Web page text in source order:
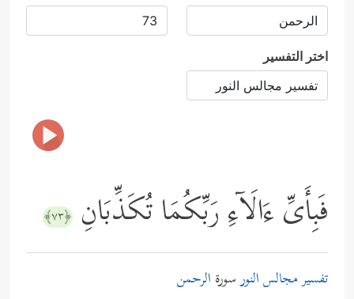
اختر التفسير
فَبِأَیِّ ءَالَاۤءِ رَبِّكُمَا تُكَذِّبَانِ ﴿٧٣﴾
تفسير مجالس النورسورة الرحمن